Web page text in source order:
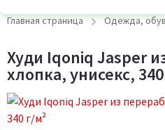
Главная страница Одежда,
Худи Iqoniq Jasper
хлопка, унисекс,